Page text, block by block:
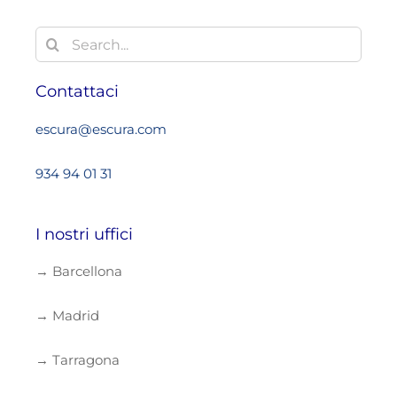
Search
for:
Contattaci
escura@escura.com
934 94 01 31
I nostri uffici
→ Barcellona
→ Madrid
→ Tarragona